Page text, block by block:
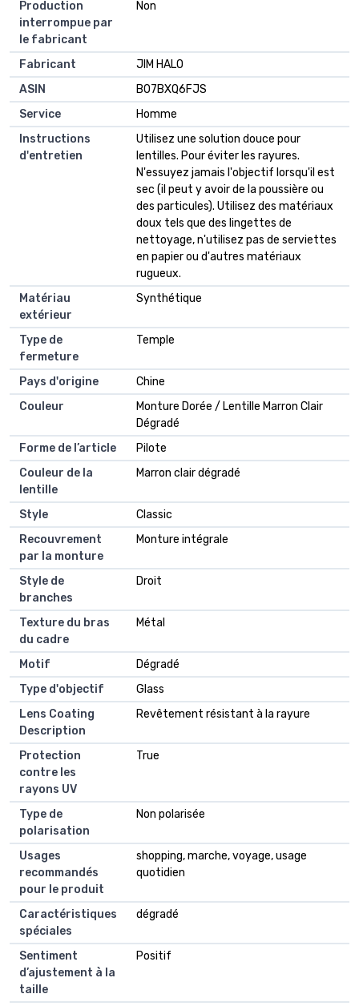
Production
interrompue par
le fabricant
Non
Fabricant
JIM HALO
ASIN
B07BXQ6FJS
Service
Homme
Instructions
d'entretien
Utilisez une solution douce pour
lentilles. Pour éviter les rayures.
N'essuyez jamais l'objectif lorsqu'il est
sec (il peut y avoir de la poussière ou
des particules). Utilisez des matériaux
doux tels que des lingettes de
nettoyage, n'utilisez pas de serviettes
en papier ou d'autres matériaux
rugueux.
Matériau
extérieur
Synthétique
Type de
fermeture
Temple
Pays d'origine
Chine
Couleur
Monture Dorée / Lentille Marron Clair
Dégradé
Forme de l’article
Pilote
Couleur de la
lentille
Marron clair dégradé
Style
Classic
Recouvrement
par la monture
Monture intégrale
Style de
branches
Droit
Texture du bras
du cadre
Métal
Motif
Dégradé
Type d'objectif
Glass
Lens Coating
Description
Revêtement résistant à la rayure
Protection
contre les
rayons UV
True
Type de
polarisation
Non polarisée
Usages
recommandés
pour le produit
shopping, marche, voyage, usage
quotidien
Caractéristiques
spéciales
dégradé
Sentiment
d’ajustement à la
taille
Positif